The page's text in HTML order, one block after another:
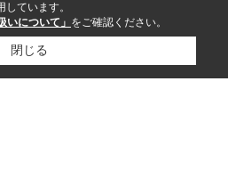
ています。
いについて」 をご確認ください。
閉じる